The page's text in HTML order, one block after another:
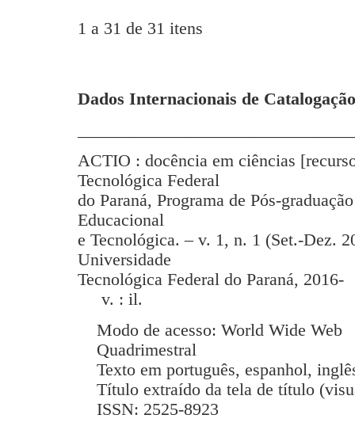
1 a 31 de 31 itens
Dados Internacionais de
ACTIO : docência em ciências
Tecnológica Federal
do Paraná, Programa de Pós-
Educacional
e Tecnológica. – v. 1, n. 1 (Set.-Dez.
Universidade
Tecnológica Federal do Paraná, 2016-
v. : il.
Modo de acesso: World Wide Web
Quadrimestral
Texto em português, espanhol,
Título extraído da tela de título
ISSN: 2525-8923